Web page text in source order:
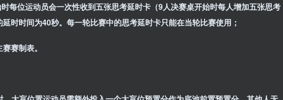
每位运动员会一次性收到五张思考延时卡（9人决赛桌开始时每人增加五张思考
延时时间为40秒。 每一轮比赛中的思考延时卡只能在当轮比赛使用；
赛制表。